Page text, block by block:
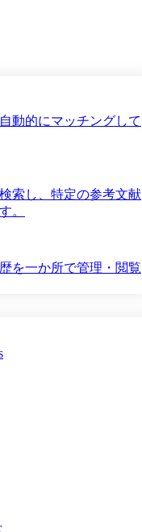
動的にマッチングして
索し、特定の参考文献
。
を一か所で管理・閲覧